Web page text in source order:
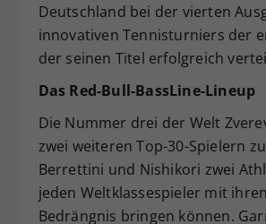
Deutschland bei der vierten
innovativen Tennisturniers der
der seinen Titel erfolgreich
Das Red-Bull-BassLine-Lineup
Die Nummer drei der Welt
zwei weiteren Top-30-Spielern
Berrettini und Nishikori zwei
jeden Weltklassespieler mit
Bedrängnis bringen können.